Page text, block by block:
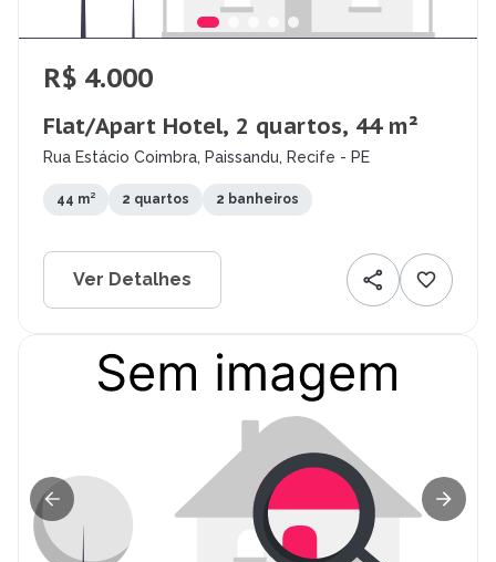
R$ 4.000
Flat/Apart Hotel, 2 quartos, 44 m²
Rua Estácio Coimbra, Paissandu, Recife - PE
44 m² 2 quartos 2 banheiros
Ver Detalhes